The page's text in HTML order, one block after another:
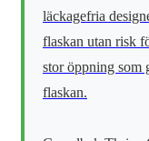
läckagefria
flaskan utan risk
stor öppning som
flaskan.